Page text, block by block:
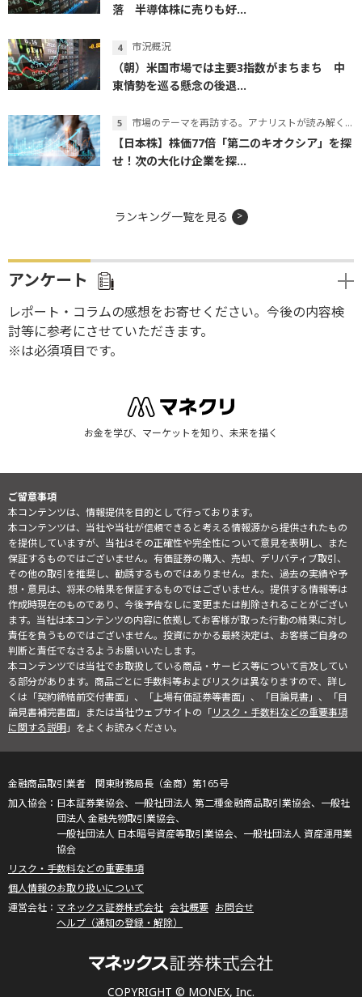
落 半導体株に売りも好...
市況概況
（朝）米国市場では主要3指数がまちまち 中
東情勢を巡る懸念の後退...
市場のテーマを再訪する。アナリストが読み解くテーマの本質
【日本株】株価77倍「第二のキオクシア」を探
せ！次の大化け企業を探...
ランキング一覧を見る
アンケート
レポート・コラムの感想をお寄せください。今後の内容検
討等に参考にさせていただきます。
※は必須項目です。
お金を学び、マーケットを知り、未来を描く
ご留意事項
本コンテンツは、情報提供を目的として行っております。
本コンテンツは、当社や当社が信頼できると考える情報源から提供されたもの
を提供していますが、当社はその正確性や完全性について意見を表明し、また
保証するものではございません。有価証券の購入、売却、デリバティブ取引、
その他の取引を推奨し、勧誘するものではありません。また、過去の実績や予
想・意見は、将来の結果を保証するものではございません。提供する情報等は
作成時現在のものであり、今後予告なしに変更または削除されることがござい
ます。当社は本コンテンツの内容に依拠してお客様が取った行動の結果に対し
責任を負うものではございません。投資にかかる最終決定は、お客様ご自身の
判断と責任でなさるようお願いいたします。
本コンテンツでは当社でお取扱している商品・サービス等について言及してい
る部分があります。商品ごとに手数料等およびリスクは異なりますので、詳し
くは「契約締結前交付書面」、「上場有価証券等書面」、「目論見書」、「目
論見書補完書面」または当社ウェブサイトの「リスク・手数料などの重要事項
に関する説明」をよくお読みください。
COPYRIGHT © MONEX, Inc.
金融商品取引業者 関東財務局長（金商）第165号
日本証券業協会、一般社団法人 第二種金融商品取引業協会、一般社
団法人 金融先物取引業協会、
一般社団法人 日本暗号資産等取引業協会、一般社団法人 資産運用業
協会
リスク・手数料などの重要事項
個人情報のお取り扱いについて
マネックス証券株式会社 会社概要 お問合せ
ヘルプ（通知の登録・解除）